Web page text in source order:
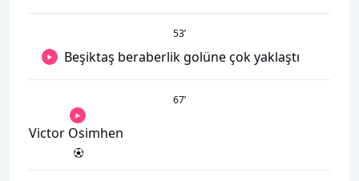
53’
Beşiktaş beraberlik golüne çok yaklaştı
67’
Victor Osimhen